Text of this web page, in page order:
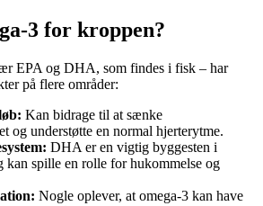
3 for kroppen?
EPA og DHA, som findes i fisk – har
på flere områder:
Kan bidrage til at sænke
og understøtte en normal hjerterytme.
DHA er en vigtig byggesten i
kan spille en rolle for hukommelse og
Nogle oplever, at omega-3 kan have